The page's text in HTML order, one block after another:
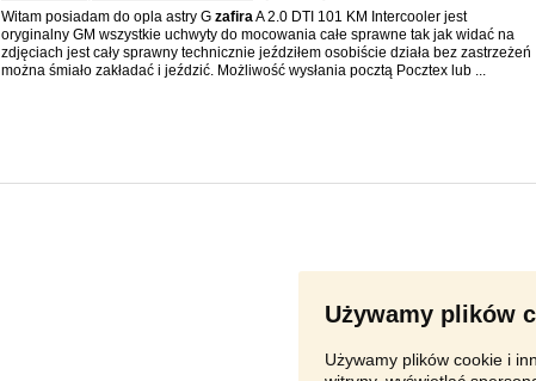
Używamy plików
Używamy plików cookie i
Witam posiadam do opla astry G zafiraA 2.0 DTI 101 KM Intercooler jest
oryginalny GM wszystkie uchwyty do mocowania całe sprawne tak jak widać na
zdjęciach jest cały sprawny technicznie jeździłem osobiście działa bez zastrzeżeń
można śmiało zakładać i jeździć. Możliwość wysłania pocztą Pocztex lub ...